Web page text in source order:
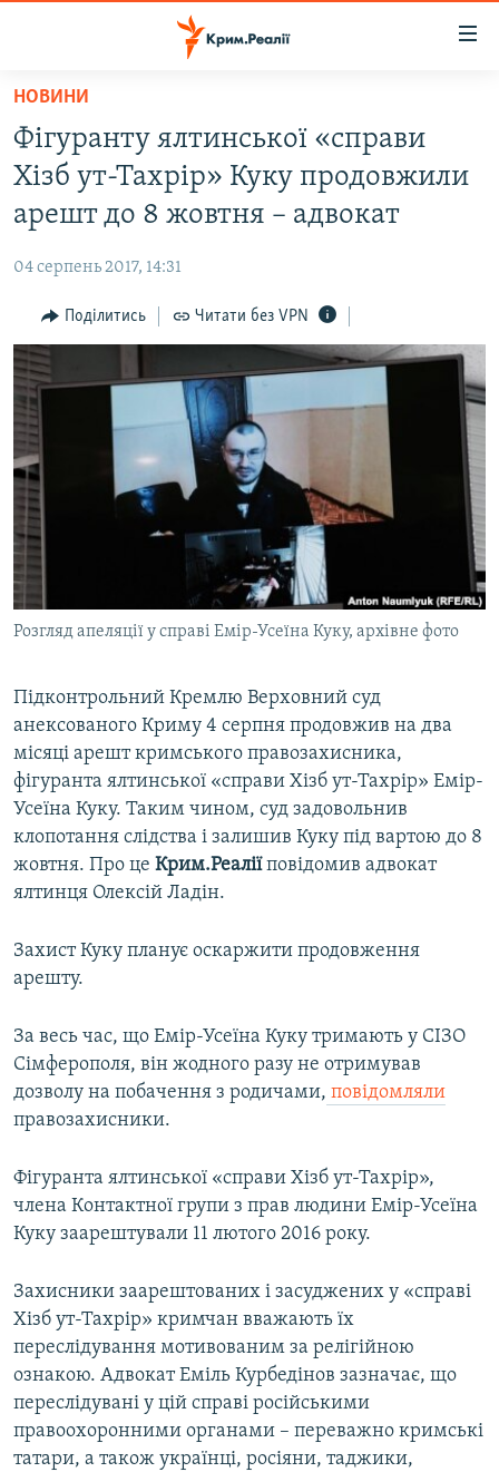
Перейти
основного
матеріалу
до
основної
навігації
Перейти
до
пошуку
ВОДА.КРИМ
ВІДЕО ТА ФОТО
БЛОГИ
ПОГЛЯД
ІНТЕРВ'Ю
ВСЕ ЗА ДЕНЬ
СПЕЦПРОЕКТИ
ДЕПОРТАЦІЯ
ВІДЕОУРОКИ «ELIFBE»
СВІДЧЕННЯ ОКУПАЦІЇ
УКРАЇНСЬКА ПРОБЛЕМА КРИМУ
ІНФОГРАФІКА
ЯК ОБІЙТИ БЛОКУВАННЯ
Русский
Qırımtatar
ДОЛУЧАЙСЯ!
Усі сайти RFE/RL
НОВИНИ
Фігуранту ялтинської «справи
Хізб ут-Тахрір» Куку продовжили
арешт до 8 жовтня – адвокат
04 серпень 2017, 14:31
Поділитись Читати без VPN
Розгляд апеляції у справі Емір-Усеїна Куку, архівне фото
Підконтрольний Кремлю Верховний суд
анексованого Криму 4 серпня продовжив на два
місяці арешт кримського правозахисника,
фігуранта ялтинської «справи Хізб ут-Тахрір» Емір-
Усеїна Куку. Таким чином, суд задовольнив
клопотання слідства і залишив Куку під вартою до 8
жовтня. Про це Крим.Реаліїповідомив адвокат
ялтинця Олексій Ладін.
Захист Куку планує оскаржити продовження
арешту.
За весь час, що Емір-Усеїна Куку тримають у СІЗО
Сімферополя, він жодного разу не отримував
дозволу на побачення з родичами, повідомляли
правозахисники.
Фігуранта ялтинської «справи Хізб ут-Тахрір»,
члена Контактної групи з прав людини Емір-Усеїна
Куку заарештували 11 лютого 2016 року.
Захисники заарештованих і засуджених у «справі
Хізб ут-Тахрір» кримчан вважають їх
переслідування мотивованим за релігійною
ознакою. Адвокат Еміль Курбедінов зазначає, що
переслідувані у цій справі російськими
правоохоронними органами – переважно кримські
татари, а також українці, росіяни, таджики,